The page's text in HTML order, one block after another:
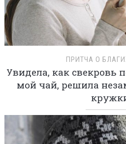
ПРИТЧА О
Увидела, как свекровь
мой чай, решила